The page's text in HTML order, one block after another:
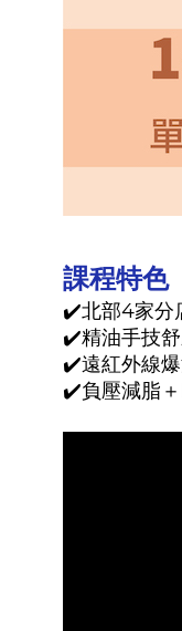
課程特色
✔️北部4家分
✔️精油手技舒
✔️遠紅外線
✔️負壓減脂＋